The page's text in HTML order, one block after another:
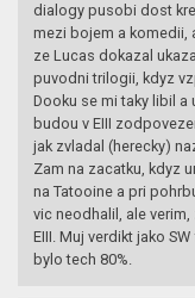
dialogy pusobi dost
mezi bojem a komedii,
ze Lucas dokazal
puvodni trilogii, kdyz
Dooku se mi taky libil a
budou v EIII
jak zvladal (herecky)
Zam na zacatku, kdyz
na Tatooine a pri
vic neodhalil, ale
EIII. Muj verdikt jako
bylo tech 80%.